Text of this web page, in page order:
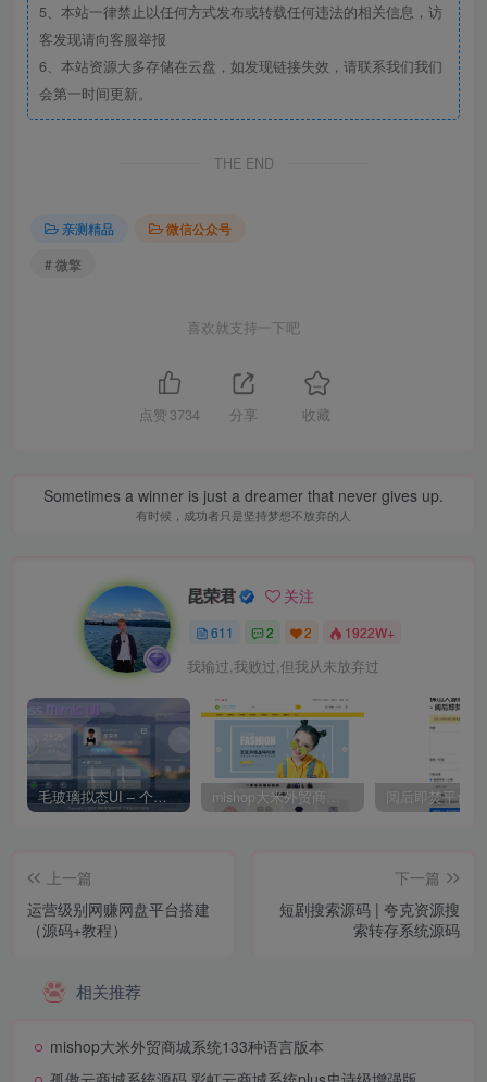
5、本站一律禁止以任何方式发布或转载任何违法的相关信息，访
客发现请向客服举报
6、本站资源大多存储在云盘，如发现链接失效，请联系我们我们
会第一时间更新。
THE END
亲测精品
微信公众号
# 微擎
喜欢就支持一下吧
点赞 3734 分享 收藏
Sometimes a winner is just a dreamer that never gives up.
有时候，成功者只是坚持梦想不放弃的人
昆荣君 关注
611 2 2 1922W+
我输过,我败过,但我从未放弃过
毛玻璃拟态UI – 个人主页（开源版） mishop大米外贸商城系统133种语言版本
上一篇
运营级别网赚网盘平台搭建
（源码+教程）
下一篇
短剧搜索源码 | 夸克资源搜
索转存系统源码
相关推荐
mishop大米外贸商城系统133种语言版本